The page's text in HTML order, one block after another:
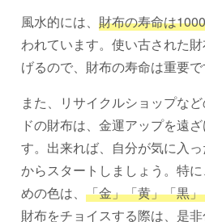
風水的には、 財布の寿命は
われています。使い古された
げるので、財布の寿命は重要で
また、リサイクルショップな
ドの財布は、金運アップを遠
す。出来れば、自分が気に入
からスタートしましょう。特
めの色は、 「金」「黄」「黒
財布をチョイスする際は、是